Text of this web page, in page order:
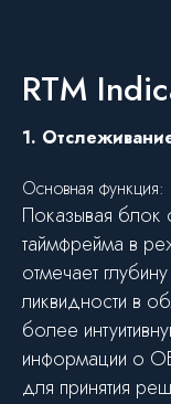
RTM
1.
Основная функция:
Показывая блок
таймфрейма в
отмечает
ликвидности в
более
информации о
для принятия